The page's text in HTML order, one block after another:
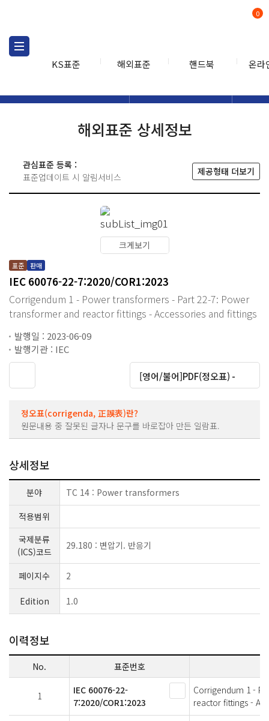
KS표준 해외표준 핸드북 온라
0
해외표준 상세정보
관심표준 등록 :
표준업데이트 시 알림서비스
제공형태 더보기
크게보기
표준 판매
IEC 60076-22-7:2020/COR1:2023
Corrigendum 1 - Power transformers - Part 22-7: Power
transformer and reactor fittings - Accessories and fittings
발행일 : 2023-06-09
발행기관 : IEC
[영어/불어]PDF(정오표) -
정오표(corrigenda, 正誤表)란?
원문내용 중 잘못된 글자나 문구를 바로잡아 만든 일람표.
상세정보
분야
TC 14 : Power transformers
적용범위
국제분류
(ICS)코드
29.180 : 변압기. 반응기
페이지수 2
Edition 1.0
이력정보
No. 표준번호
1
IEC 60076-22-
7:2020/COR1:2023
Corrigendum 1 -
reactor fittings -